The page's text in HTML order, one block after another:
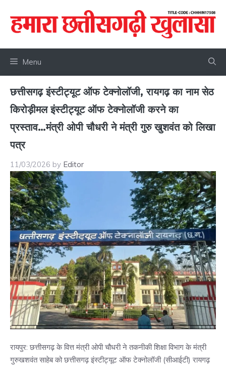
content
Menu
छत्तीसगढ़ इंस्टीट्यूट ऑफ टेक्नोलॉजी, रायगढ़ का नाम सेठ
किरोड़ीमल इंस्टीट्यूट ऑफ टेक्नोलॉजी करने का
प्रस्ताव…मंत्री ओपी चौधरी ने मंत्री गुरु खुशवंत को लिखा
पत्र
11/03/2026 by Editor
रायपुर: छत्तीसगढ़ के वित्त मंत्री ओपी चौधरी ने तकनीकी शिक्षा विभाग के मंत्री
गुरुखशवंत साहेब को छत्तीसगढ़ इंस्टीट्यूट ऑफ टेक्नोलॉजी (सीआईटी) रायगढ़